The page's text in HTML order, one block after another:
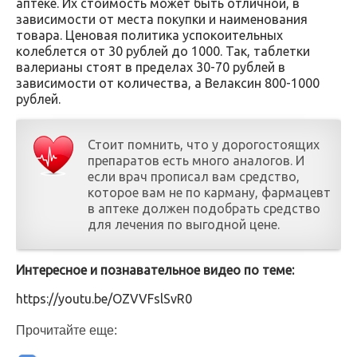
аптеке. Их стоимость может быть отличной, в
зависимости от места покупки и наименования
товара. Ценовая политика успокоительных
колеблется от 30 рублей до 1000. Так, таблетки
валерианы стоят в пределах 30-70 рублей в
зависимости от количества, а Велаксин 800-1000
рублей.
Стоит помнить, что у дорогостоящих
препаратов есть много аналогов. И
если врач прописал вам средство,
которое вам не по карману, фармацевт
в аптеке должен подобрать средство
для лечения по выгодной цене.
Интересное и познавательное видео по теме:
https://youtu.be/OZVVFslSvR0
Прочитайте еще: